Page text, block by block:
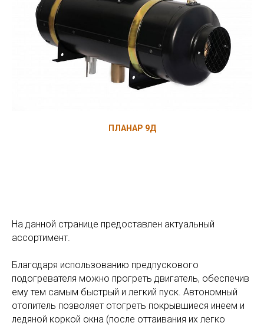
ПЛАНАР 9Д
На данной странице предоставлен актуальный
ассортимент.
Благодаря использованию предпускового
подогревателя можно прогреть двигатель, обеспечив
ему тем самым быстрый и легкий пуск. Автономный
отопитель позволяет отогреть покрывшиеся инеем и
ледяной коркой окна (после оттаивания их легко